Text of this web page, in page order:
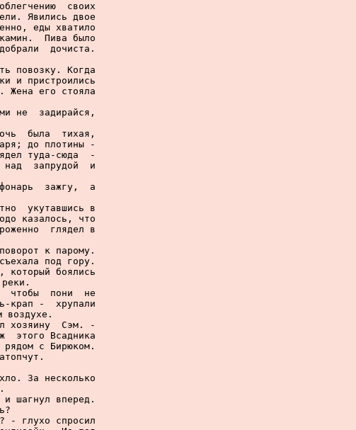
своих
Явились двое
еды хватило
Пива было
дочиста.
повозку. Когда
и пристроились
Жена его стояла
не  задирайся,
была  тихая,
до плотины -
туда-сюда  -
над  запрудой  и
зажгу,  а
укутавшись в
казалось, что
глядел в
к парому.
под гору.
боялись
чтобы  пони  не
крап -  хрупали
воздухе.
хозяину  Сэм. -
этого Всадника
с Бирюком.
За несколько
шагнул вперед.
- глухо спросил